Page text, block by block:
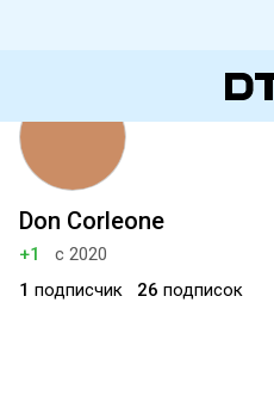
Don Corleone
+1
с 2020
1 подписчик 26 подписок